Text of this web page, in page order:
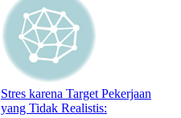
Stres karena Target Pekerjaan
yang Tidak Realistis: